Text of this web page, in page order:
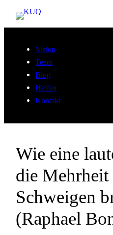
Zum
Inhalt
Vision
Team
Blog
Helfen
Kontakt
Wie eine
die Mehrheit
Schweigen
(Raphael